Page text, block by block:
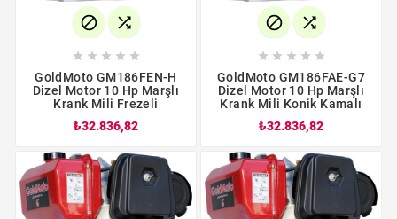
 
    
GoldMoto GM186FEN-H
Dizel Motor 10 Hp Marşlı
Krank Mili Frezeli
₺32.836,82
 
    
GoldMoto GM186FAE-G7
Dizel Motor 10 Hp Marşlı
Krank Mili Konik Kamalı
₺32.836,82